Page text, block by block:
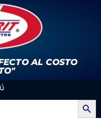
AL COSTO
Search Button